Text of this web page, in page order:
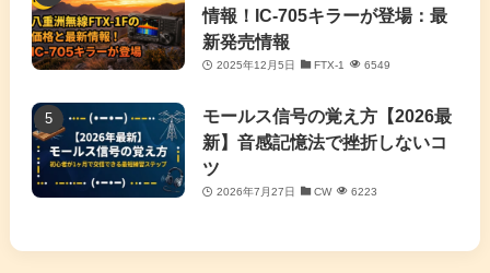
情報！IC-705キラーが登場：最
新発売情報
2025年12月5日 FTX-1 6549
モールス信号の覚え方【2026最
新】音感記憶法で挫折しないコ
ツ
2026年7月27日 CW 6223